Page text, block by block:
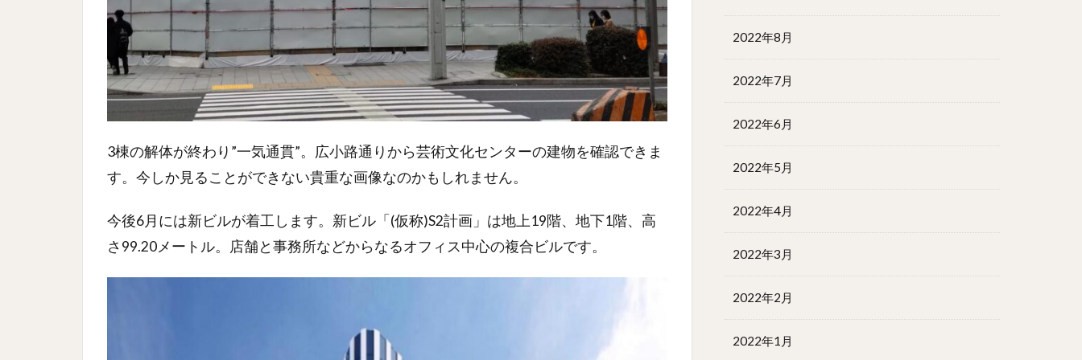
3棟の解体が終わり”一気通貫”。広小路通りから芸術文化センターの建物を確認できま
す。今しか見ることができない貴重な画像なのかもしれません。
今後6月には新ビルが着工します。新ビル「(仮称)S2計画」は地上19階、地下1階、高
さ99.20メートル。店舗と事務所などからなるオフィス中心の複合ビルです。
2022年8月
2022年7月
2022年6月
2022年5月
2022年4月
2022年3月
2022年2月
2022年1月